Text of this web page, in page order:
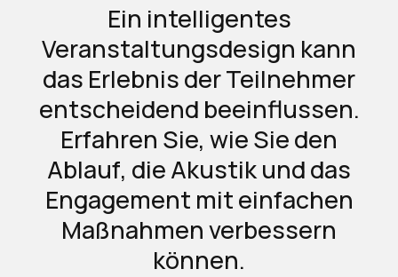
Ein intelligentes
Veranstaltungsdesign kann
das Erlebnis der Teilnehmer
entscheidend beeinflussen.
Erfahren Sie, wie Sie den
Ablauf, die Akustik und das
Engagement mit einfachen
Maßnahmen verbessern
können.